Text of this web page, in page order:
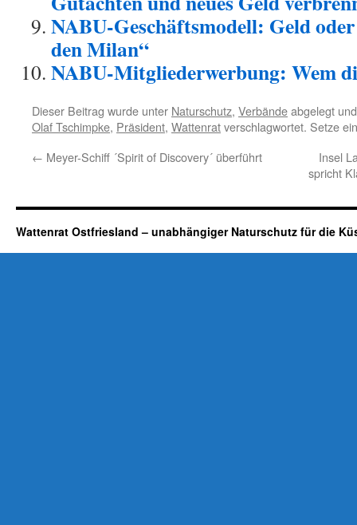
NABU-Geschäftsmodell: Geld
den Milan“
NABU-Mitgliederwerbung: Wem
Dieser Beitrag wurde unter Naturschutz, Verbändeabgelegt
Olaf Tschimpke, Präsident, Wattenratverschlagwortet. Setze
← Meyer-Schiff ´Spirit of Discovery´ überführt
Insel
spricht
Wattenrat Ostfriesland – unabhängiger Naturschutz für die